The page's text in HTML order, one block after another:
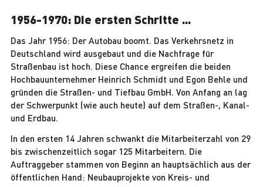
1956-1970: Die ersten Schritte ...
Das Jahr 1956: Der Autobau boomt. Das Verkehrsnetz in
Deutschland wird ausgebaut und die Nachfrage für
Straßenbau ist hoch. Diese Chance ergreifen die beiden
Hochbauunternehmer Heinrich Schmidt und Egon Behle und
gründen die Straßen- und Tiefbau GmbH. Von Anfang an lag
der Schwerpunkt (wie auch heute) auf dem Straßen-, Kanal-
und Erdbau.
In den ersten 14 Jahren schwankt die Mitarbeiterzahl von 29
bis zwischenzeitlich sogar 125 Mitarbeitern. Die
Auftraggeber stammen von Beginn an hauptsächlich aus der
öffentlichen Hand: Neubauprojekte von Kreis- und